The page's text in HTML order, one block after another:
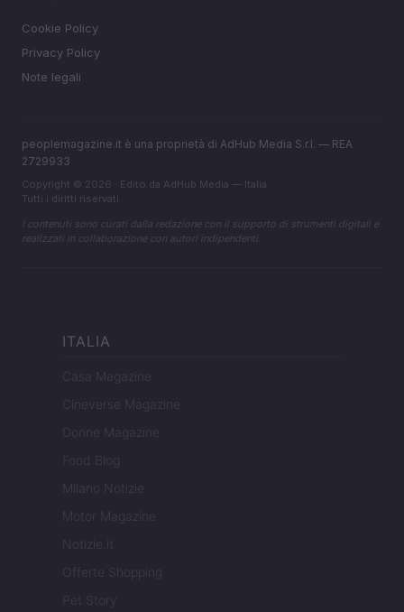
Cookie Policy
Privacy Policy
Note legali
peoplemagazine.it è una proprietà di AdHub Media S.r.l. — REA
2729933
Copyright © 2026 · Edito da AdHub Media — Italia
Tutti i diritti riservati
I contenuti sono curati dalla redazione con il supporto di strumenti digitali e
realizzati in collaborazione con autori indipendenti.
ITALIA
Casa Magazine
Cineverse Magazine
Donne Magazine
Food Blog
Milano Notizie
Motor Magazine
Notizie.it
Offerte Shopping
Pet Story